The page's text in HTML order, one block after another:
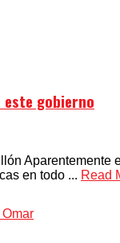
este gobierno
en todo ... Read